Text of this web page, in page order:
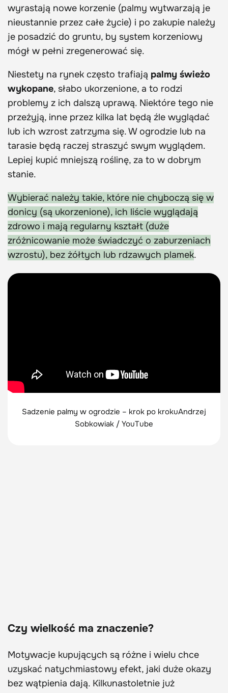
wyrastają nowe korzenie (palmy wytwarzają je
nieustannie przez całe życie) i po zakupie należy
je posadzić do gruntu, by system korzeniowy
mógł w pełni zregenerować się.
Niestety na rynek często trafiają palmy świeżo
wykopane, słabo ukorzenione, a to rodzi
problemy z ich dalszą uprawą. Niektóre tego nie
przeżyją, inne przez kilka lat będą źle wyglądać
lub ich wzrost zatrzyma się. W ogrodzie lub na
tarasie będą raczej straszyć swym wyglądem.
Lepiej kupić mniejszą roślinę, za to w dobrym
stanie.
Wybierać należy takie, które nie chyboczą się w
donicy (są ukorzenione), ich liście wyglądają
zdrowo i mają regularny kształt (duże
zróżnicowanie może świadczyć o zaburzeniach
wzrostu), bez żółtych lub rdzawych plamek.
Sadzenie palmy w ogrodzie – krok po krokuAndrzej
Sobkowiak / YouTube
Czy wielkość ma znaczenie?
Motywacje kupujących są różne i wielu chce
uzyskać natychmiastowy efekt, jaki duże okazy
bez wątpienia dają. Kilkunastoletnie już